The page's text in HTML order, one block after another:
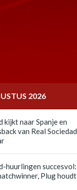
2026
kijkt naar Spanje en
van Real Sociedad
huurlingen succesvol:
Plug houdt